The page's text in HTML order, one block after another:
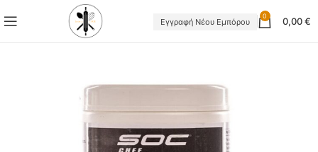
Εγγραφή Νέου Εμπόρου
0 0,00€